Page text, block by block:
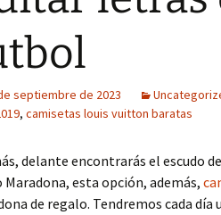
septiembre de 2023
, camisetas louis vuitton baratas
delante encontrarás el escudo
Maradona, esta opción, además,
de regalo. Tendremos cada